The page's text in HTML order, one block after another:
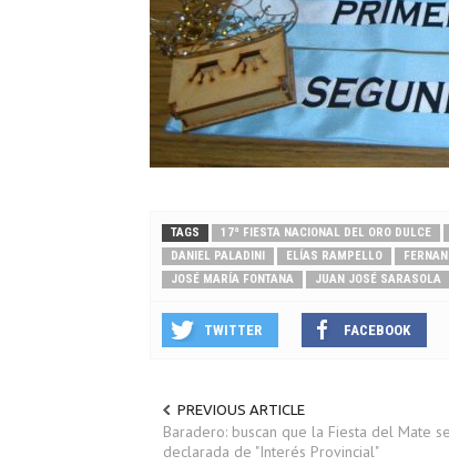
TAGS 17ª FIESTA NACIONAL DEL ORO DULCE
DANIEL PALADINI
ELÍAS RAMPELLO
JOSÉ MARÍA FONTANA
JUAN JOSÉ SARASOLA
TWITTER FACEBOOK
PREVIOUS ARTICLE
Baradero: buscan que la Fiesta del Mate
declarada de "Interés Provincial"